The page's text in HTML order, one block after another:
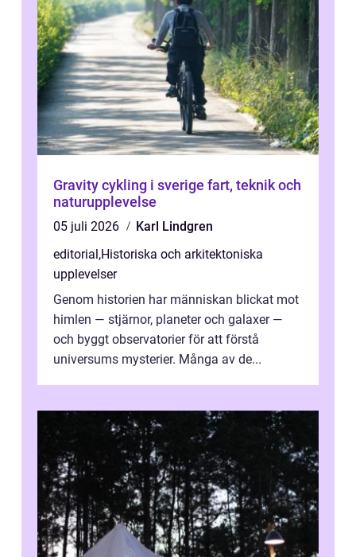
Gravity cykling i sverige fart, teknik och
naturupplevelse
05 juli 2026
Karl Lindgren
editorial ,Historiska och arkitektoniska
upplevelser
Genom historien har människan blickat mot
himlen — stjärnor, planeter och galaxer —
och byggt observatorier för att förstå
universums mysterier. Många av de...